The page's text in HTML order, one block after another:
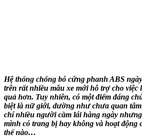
Hệ thống chống bó cứng phanh ABS
trên rất nhiều mẫu xe mới hỗ trợ cho việc
quả hơn. Tuy nhiên, có một điểm đáng
biệt là nữ giới, dường như chưa quan
chí nhiều người cầm lái hàng ngày
mình có trang bị hay không và hoạt động
thế nào…